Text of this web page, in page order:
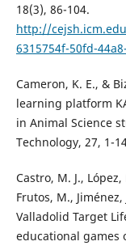
18(3), 86-104.
http://
6315754f-50fd-
Cameron, K. E., &
learning platform
in Animal Science
Technology, 27, 1-
Castro, M. J.,
Frutos, M.,
Valladolid Target
educational games